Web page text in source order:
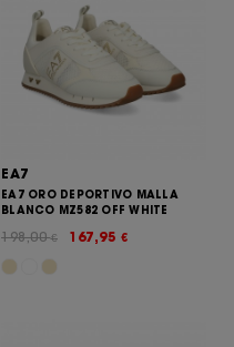
EA7
EA7 ORO DEPORTIVO MALLA
BLANCO MZ582 OFF WHITE
167,95 €
198,00€